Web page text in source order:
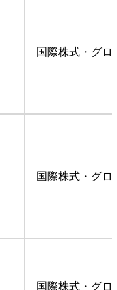
国際株式・グロ
国際株式・グロ
国際株式・グロ